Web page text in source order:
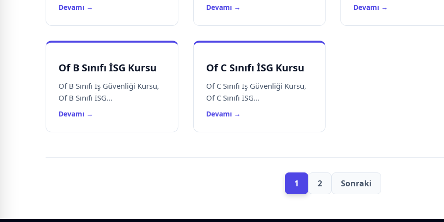
Devamı → Devamı → Devamı →
Of B Sınıfı İSG Kursu
Of B Sınıfı İş Güvenliği Kursu,
Of B Sınıfı İSG...
Devamı →
Of C Sınıfı İSG Kursu
Of C Sınıfı İş Güvenliği Kursu,
Of C Sınıfı İSG...
Devamı →
1 2 Sonraki